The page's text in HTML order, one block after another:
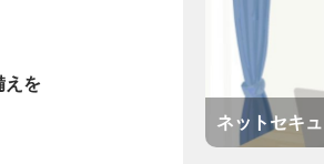
えを
ネットセキ